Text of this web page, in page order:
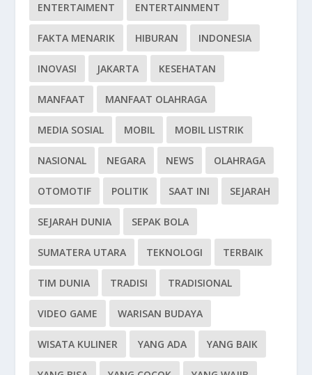
ENTERTAIMENT ENTERTAINMENT
FAKTA MENARIK HIBURAN INDONESIA
INOVASI JAKARTA KESEHATAN
MANFAAT MANFAAT OLAHRAGA
MEDIA SOSIAL MOBIL MOBIL LISTRIK
NASIONAL NEGARA NEWS OLAHRAGA
OTOMOTIF POLITIK SAAT INI SEJARAH
SEJARAH DUNIA SEPAK BOLA
SUMATERA UTARA TEKNOLOGI TERBAIK
TIM DUNIA TRADISI TRADISIONAL
VIDEO GAME WARISAN BUDAYA
WISATA KULINER YANG ADA YANG BAIK